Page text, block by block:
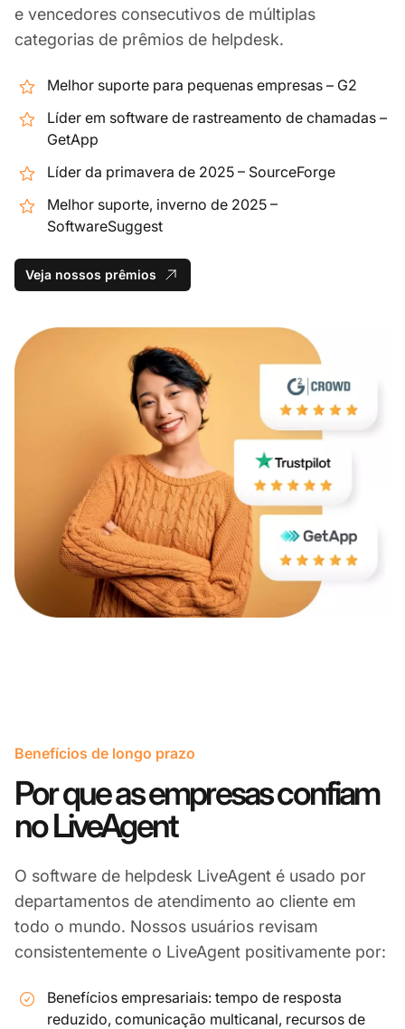
e vencedores consecutivos de múltiplas
categorias de prêmios de helpdesk.
Melhor suporte para pequenas empresas – G2
Líder em software de rastreamento de chamadas –
GetApp
Líder da primavera de 2025 – SourceForge
Melhor suporte, inverno de 2025 –
SoftwareSuggest
Veja nossos prêmios
Benefícios de longo prazo
Por que as empresas confiam
no LiveAgent
O software de helpdesk LiveAgent é usado por
departamentos de atendimento ao cliente em
todo o mundo. Nossos usuários revisam
consistentemente o LiveAgent positivamente por:
Benefícios empresariais: tempo de resposta
reduzido, comunicação multicanal, recursos de